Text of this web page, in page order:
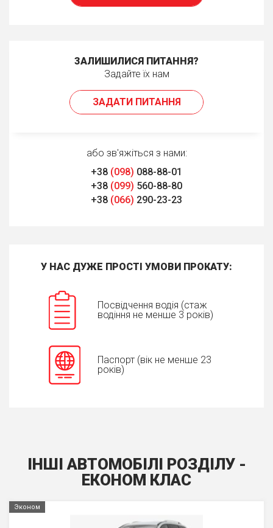
ЗАЛИШИЛИСЯ ПИТАННЯ?
Задайте їх нам
ЗАДАТИ ПИТАННЯ
або зв'яжіться з нами:
+38 (098) 088-88-01
+38 (099) 560-88-80
+38 (066) 290-23-23
У НАС ДУЖЕ ПРОСТІ УМОВИ ПРОКАТУ:
Посвідчення водія (стаж
водіння не менше 3 років)
Паспорт (вік не менше 23
років)
ІНШІ АВТОМОБІЛІ РОЗДІЛУ -
ЕКОНОМ КЛАС
Эконом